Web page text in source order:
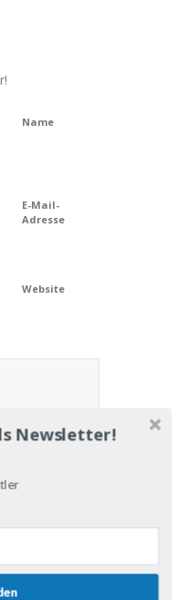
Name
E-Mail-
Adresse
Website
Newsletter!